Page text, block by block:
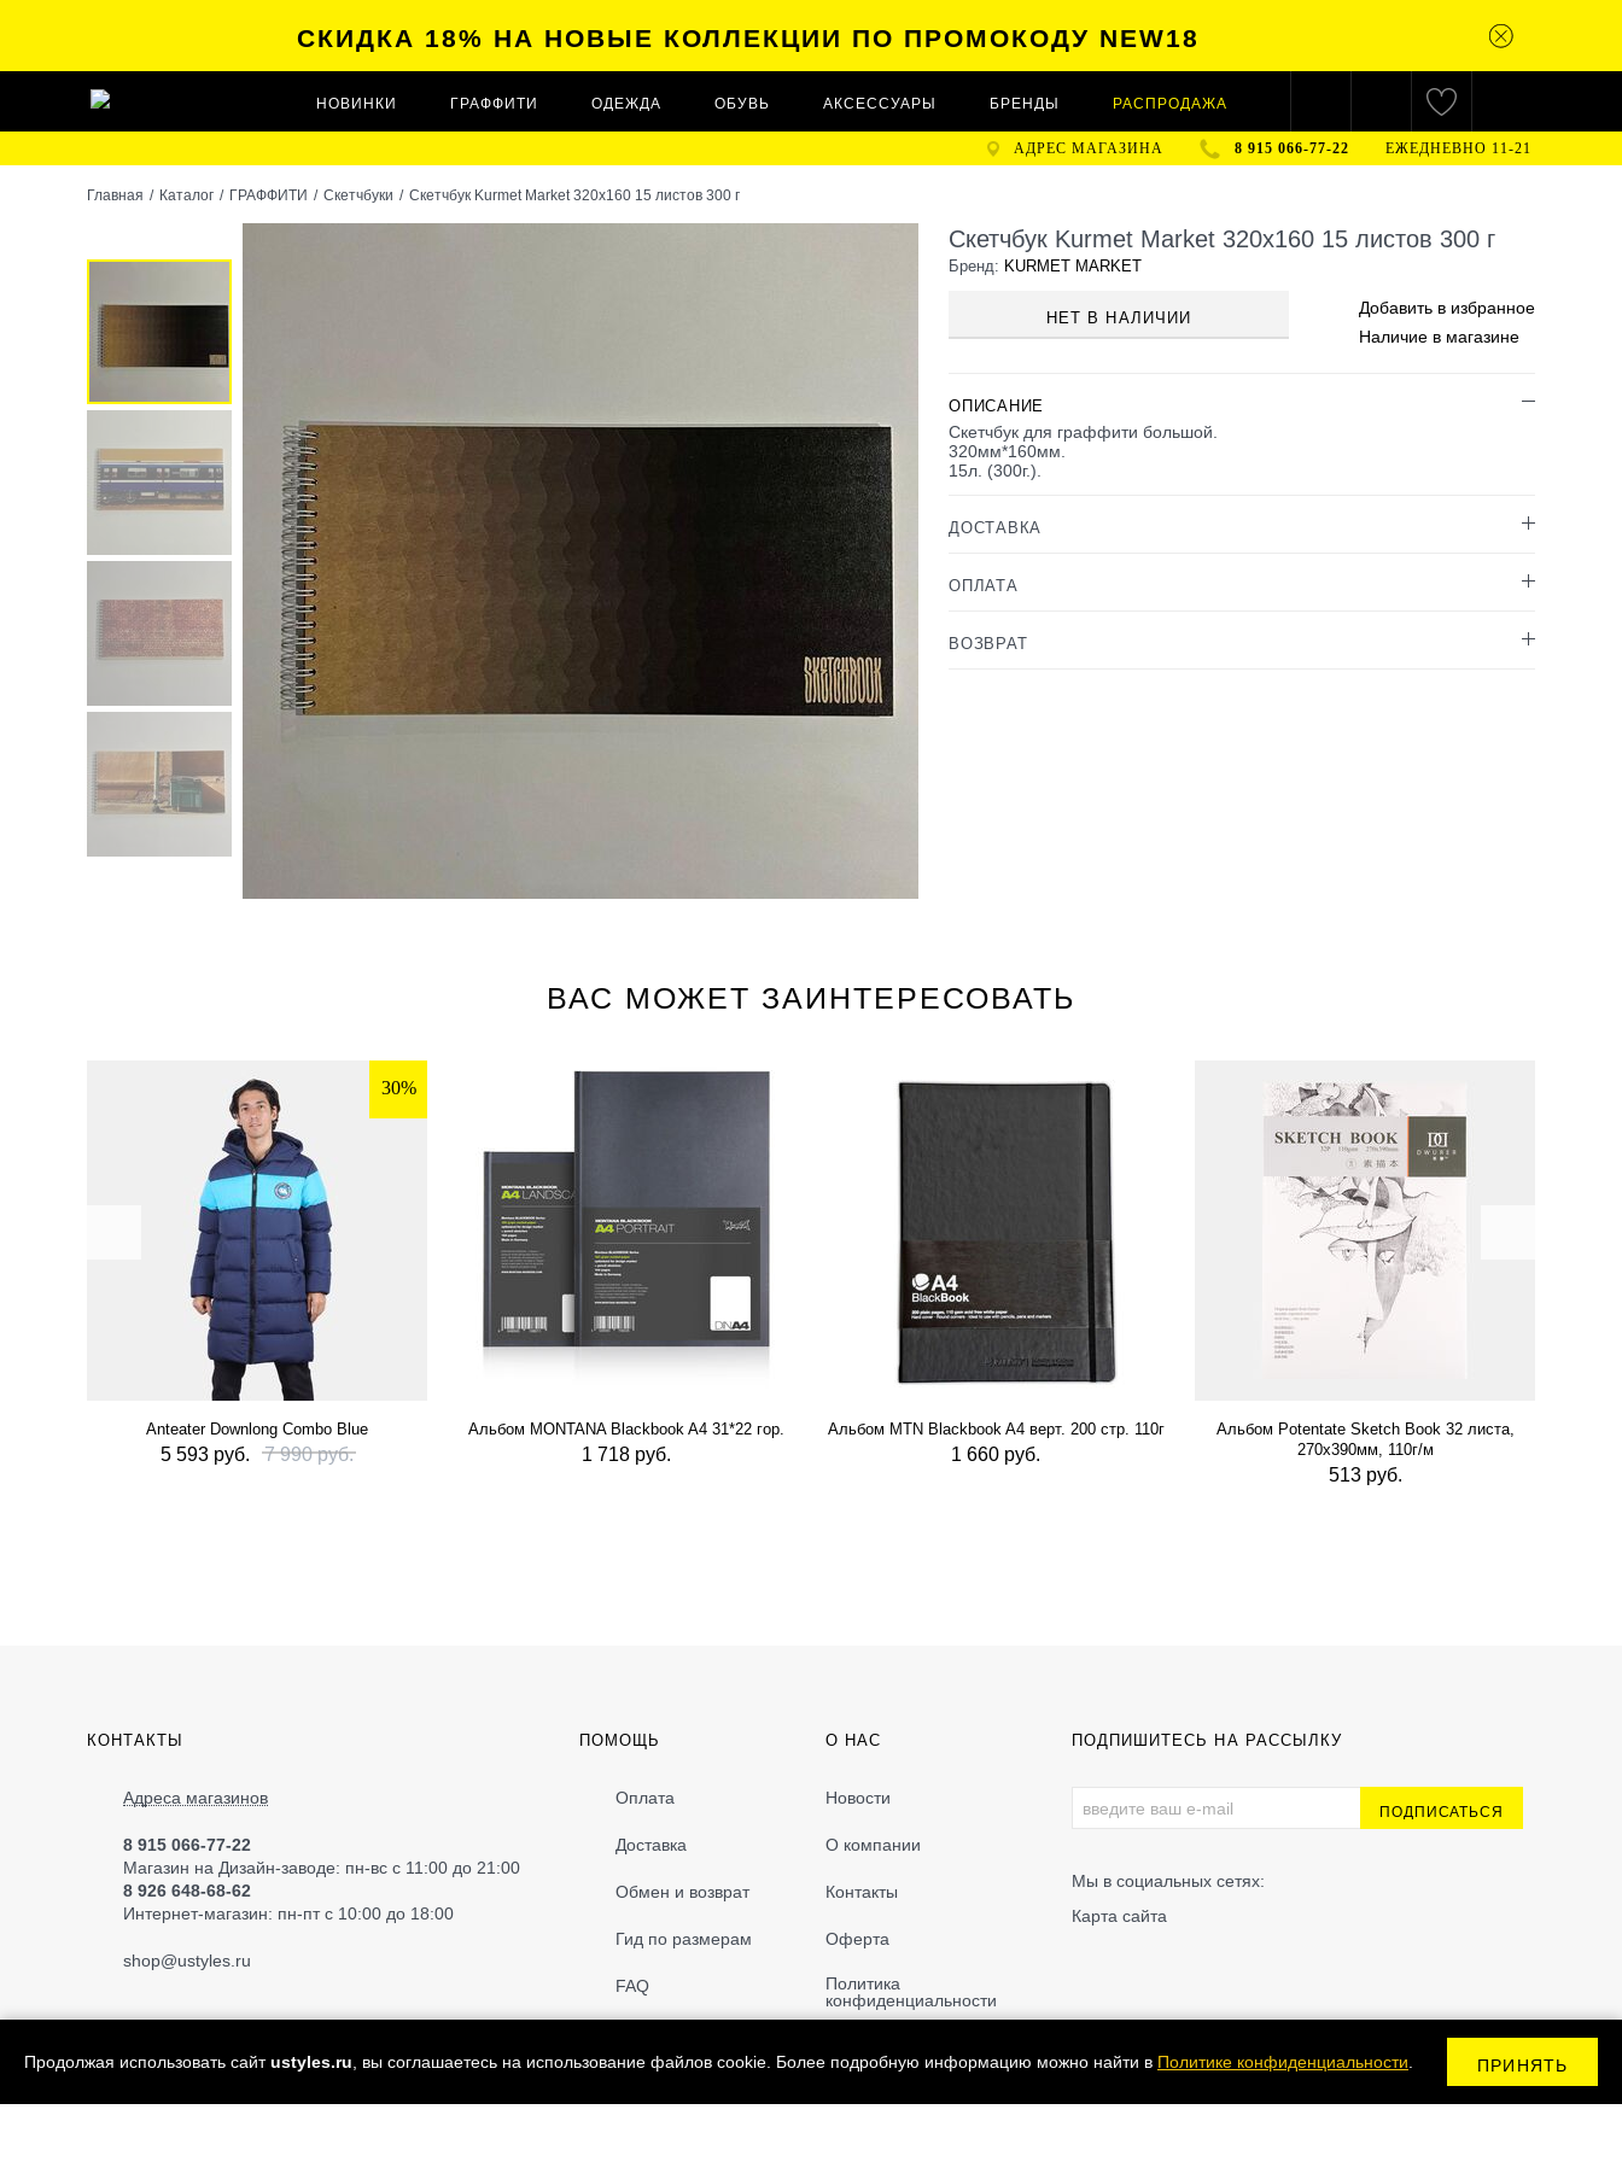
СКИДКА 18% НА НОВЫЕ КОЛЛЕКЦИИ ПО ПРОМОКОДУ NEW18
АДРЕС МАГАЗИНА 8 915 066-77-22 ЕЖЕДНЕВНО 11-21
НОВИНКИ ГРАФФИТИ ОДЕЖДА ОБУВЬ АКСЕССУАРЫ БРЕНДЫ РАСПРОДАЖА
Главная / Каталог / ГРАФФИТИ / Скетчбуки / Скетчбук Kurmet Market 320х160 15 листов 300 г
Скетчбук Kurmet Market 320х160 15 листов 300 г
Бренд: KURMET MARKET
НЕТ В НАЛИЧИИ
Добавить в избранное
Наличие в магазине
ОПИСАНИЕ
Скетчбук для граффити большой.
320мм*160мм.
15л. (300г.).
ДОСТАВКА
ОПЛАТА
ВОЗВРАТ
ВАС МОЖЕТ ЗАИНТЕРЕСОВАТЬ
30%
Anteater Downlong Combo Blue
5 593 руб. 7 990 руб.
Альбом MONTANA Blackbook A4 31*22 гор.
1 718 руб.
Альбом MTN Blackbook A4 верт. 200 стр. 110г
1 660 руб.
Альбом Potentate Sketch Book 32 листа,
270х390мм, 110г/м
513 руб.
КОНТАКТЫ
Адреса магазинов
8 915 066-77-22
Магазин на Дизайн-заводе: пн-вс с 11:00 до 21:00
8 926 648-68-62
Интернет-магазин: пн-пт с 10:00 до 18:00
shop@ustyles.ru
ПОМОЩЬ
Оплата
Доставка
Обмен и возврат
Гид по размерам
FAQ
О НАС
Новости
О компании
Контакты
Оферта
Политика
конфиденциальности
ПОДПИШИТЕСЬ НА РАССЫЛКУ
Мы в социальных сетях:
Карта сайта
© 2004—2026 «Ustyles» ИП Акимов А.Е. Сделано в Kodix
Продолжая использовать сайтustyles.ru , вы соглашаетесь на использование файлов cookie. Более подробную информацию можно найти в Политике конфиденциальности ПРИНЯТЬ